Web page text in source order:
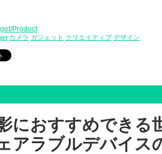
Product
カメラ ガジェット クリエイティブ デザイン
におすすめできる
アラブルデバイス